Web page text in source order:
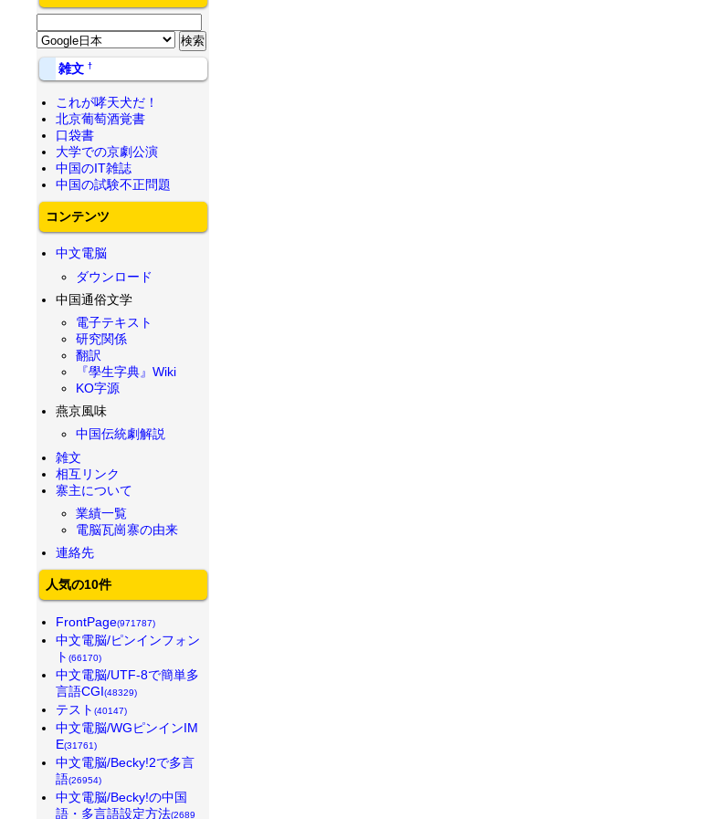
雑文 †
これが哮天犬だ！
北京葡萄酒覚書
口袋書
大学での京劇公演
中国のIT雑誌
中国の試験不正問題
コンテンツ
中文電脳
ダウンロード
中国通俗文学
電子テキスト
研究関係
翻訳
『學生字典』Wiki
KO字源
燕京風味
中国伝統劇解説
雑文
相互リンク
寨主について
業績一覧
電脳瓦崗寨の由来
連絡先
人気の10件
FrontPage(971787)
中文電脳/ピンインフォン
ト(66170)
中文電脳/UTF-8で簡単多
言語CGI(48329)
テスト(40147)
中文電脳/WGピンインIM
E(31761)
中文電脳/Becky!2で多言
語(26954)
中文電脳/Becky!の中国
語・多言語設定方法(2689